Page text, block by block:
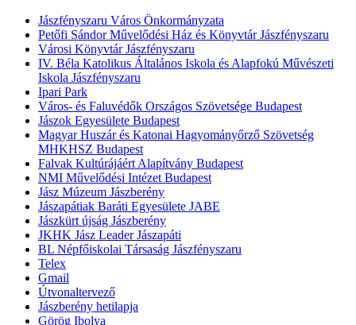
Jászfényszaru Város Önkormányzata
Petőfi Sándor Művelődési Ház és Könyvtár Jászfényszaru
Városi Könyvtár Jászfényszaru
IV. Béla Katolikus Általános Iskola és Alapfokú Művészeti
Iskola Jászfényszaru
Ipari Park
Város- és Faluvédők Országos Szövetsége Budapest
Jászok Egyesülete Budapest
Magyar Huszár és Katonai Hagyományőrző Szövetség
MHKHSZ Budapest
Falvak Kultúrájáért Alapítvány Budapest
NMI Művelődési Intézet Budapest
Jász Múzeum Jászberény
Jászapátiak Baráti Egyesülete JABE
Jászkürt újság Jászberény
JKHK Jász Leader Jászapáti
BL Népfőiskolai Társaság Jászfényszaru
Telex
Gmail
Útvonaltervező
Jászberény hetilapja
Görög Ibolya